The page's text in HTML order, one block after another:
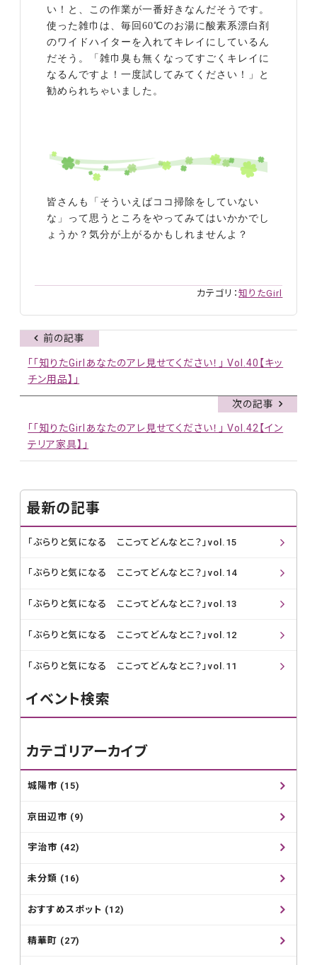
い！と、この作業が一番好きなんだそうです。
使った雑巾は、毎回60℃のお湯に酸素系漂白剤
のワイドハイターを入れてキレイにしているん
だそう。「雑巾臭も無くなってすごくキレイに
なるんですよ！一度試してみてください！」と
勧められちゃいました。
皆さんも「そういえばココ掃除をしていない
な」って思うところをやってみてはいかかでし
ょうか？気分が上がるかもしれませんよ？
カテゴリ：知りたGirl
前の記事
「「知りたGirlあなたのアレ見せてください！」 Vol.40【キッ
チン用品】」
次の記事
「「知りたGirlあなたのアレ見せてください！」 Vol.42【イン
テリア家具】」
最新の記事
「ぶらりと気になる ここってどんなとこ？」vol.15
「ぶらりと気になる ここってどんなとこ？」vol.14
「ぶらりと気になる ここってどんなとこ？」vol.13
「ぶらりと気になる ここってどんなとこ？」vol.12
「ぶらりと気になる ここってどんなとこ？」vol.11
イベント検索
カテゴリアーカイブ
城陽市 (15)
京田辺市 (9)
宇治市 (42)
未分類 (16)
おすすめスポット (12)
精華町 (27)